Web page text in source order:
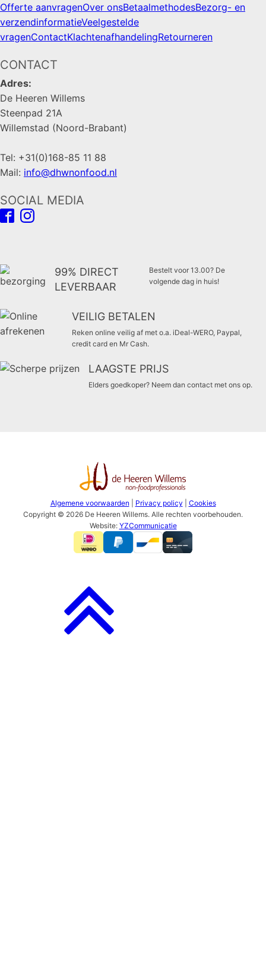
Offerte aanvragenOver onsBetaalmethodesBezorg- en
verzendinformatieVeelgestelde
vragenContactKlachtenafhandelingRetourneren
CONTACT
Adres:
De Heeren Willems
Steenpad 21A
Willemstad (Noord-Brabant)
Tel: +31(0)168-85 11 88
Mail: info@dhwnonfood.nl
SOCIAL MEDIA
99% DIRECT
LEVERBAAR
Bestelt voor 13.00? De
volgende dag in huis!
VEILIG BETALEN
Reken online veilig af met o.a. iDeal-WERO, Paypal,
credit card en Mr Cash.
LAAGSTE PRIJS
Elders goedkoper? Neem dan contact met ons op.
Algemene voorwaarden Privacy policy
Cookies
Copyright © 2026 De Heeren Willems. Alle rechten voorbehouden.
Website: YZCommunicatie